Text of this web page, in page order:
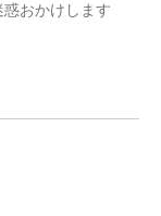
おかけします